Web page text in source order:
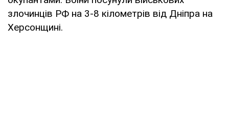
злочинців РФ на 3-8 кілометрів від Дніпра на
Херсонщині.